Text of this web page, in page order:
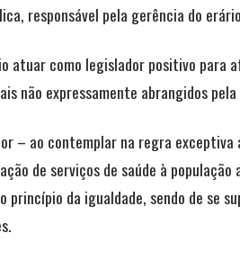
responsável pela gerência do
atuar como legislador positivo
não expressamente abrangidos pela
– ao contemplar na regra
de serviços de saúde à
da igualdade, sendo de se